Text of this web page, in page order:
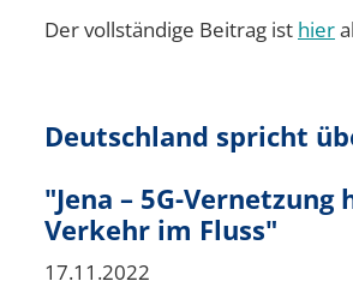
Der vollständige Beitrag ist hier
Deutschland spricht
"Jena – 5G-Vernetzung
Verkehr im Fluss"
17.11.2022